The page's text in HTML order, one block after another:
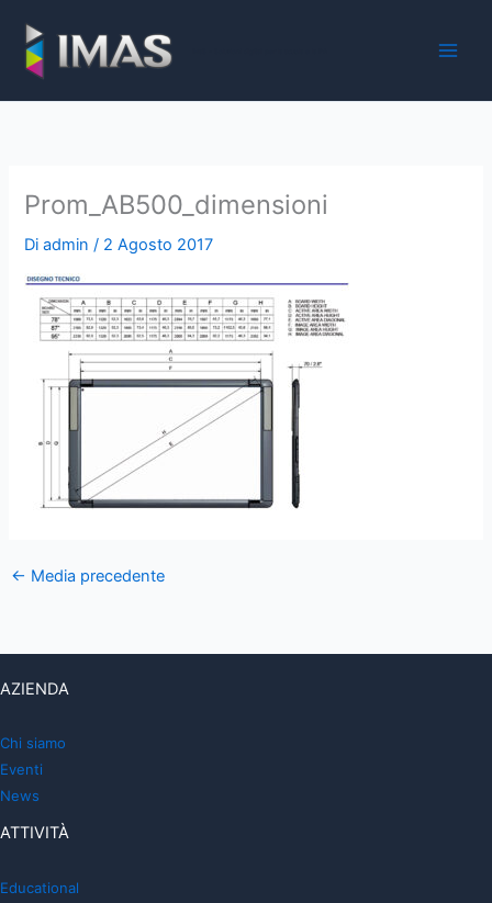
contenuto
Prom_AB500_dimensioni
Diadmin/ 2 Agosto 2017
← Media precedente
AZIENDA
Chi siamo
Eventi
News
ATTIVITÀ
Educational